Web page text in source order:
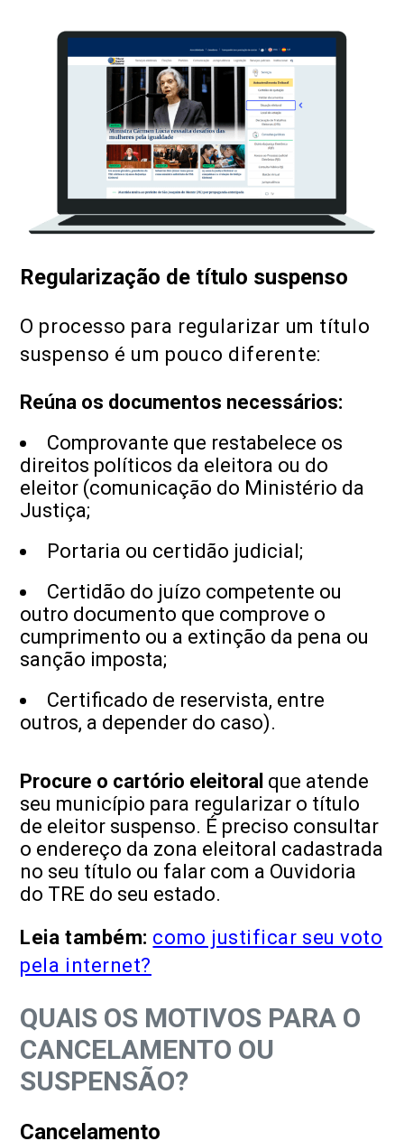
Regularização de título suspenso
O processo para regularizar um título
suspenso é um pouco diferente:
Reúna os documentos necessários:
Comprovante que restabelece os
direitos políticos da eleitora ou do
eleitor (comunicação do Ministério da
Justiça;
Portaria ou certidão judicial;
Certidão do juízo competente ou
outro documento que comprove o
cumprimento ou a extinção da pena ou
sanção imposta;
Certificado de reservista, entre
outros, a depender do caso).
Procure o cartório eleitoral que atende
seu município para regularizar o título
de eleitor suspenso. É preciso consultar
o endereço da zona eleitoral cadastrada
no seu título ou falar com a Ouvidoria
do TRE do seu estado.
Leia também: como justificar seu voto
pela internet?
QUAIS OS MOTIVOS PARA O
CANCELAMENTO OU
SUSPENSÃO?
Cancelamento